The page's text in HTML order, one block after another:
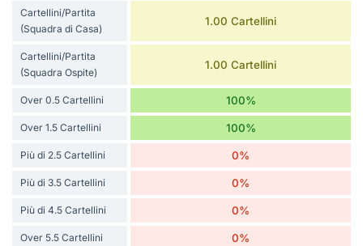
Cartellini/Partita
(Squadra di Casa)
1.00 Cartellini
Cartellini/Partita
(Squadra Ospite)
1.00 Cartellini
Over 0.5 Cartellini 100%
Over 1.5 Cartellini 100%
Più di 2.5 Cartellini 0%
Più di 3.5 Cartellini 0%
Più di 4.5 Cartellini 0%
Over 5.5 Cartellini 0%